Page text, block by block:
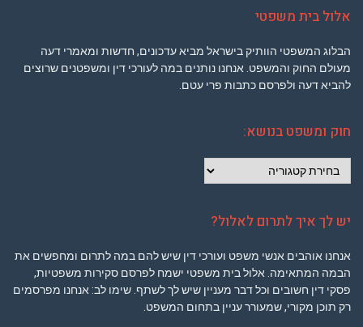
אלול בית משפטי
הבלוג המשפטי הוותיק בישראל מביא עדכונים, חדשות ומאמרי דעה
מעולם החוק והמשפט. אנחנו נותנים במה לעורכי דין ומשפטנים שרוצים
להביא דעה ולפרסם כתבות פרי עטם.
חוק ומשפט בנושא:
ומשפט
יש לך איך לתרום לאלול?
אנחנו אוהבים אנשי משפט ועורכי דין שיש להם במה לתרום ומחפשים את
הבמה המתאימה. אלול בית משפטי ישמח לפרסם סקירות משפטיות,
פסקי דין חשובים וכל דבר מעניין שיש לך לשתף. שימו לב: אנחנו מפרסמים
רק תוכן מקורי, שמעורר עניין בתחום המשפט.